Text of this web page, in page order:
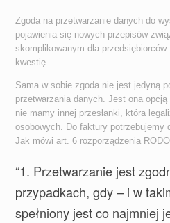
Zgoda na przetwarzanie danych do
pojawienia się nowych przepisów
skomplikowanym dla
kwestię.
Sama w sobie zgoda nie jest jedyną
przetwarzania danych. Jest ona
nie mamy innej przesłanki, która
osobowych. Do faktury potrzebujemy
Jak mówi art. 6 rozporządzenia
“1. Przetwarzanie jest
przypadkach, gdy – i w
spełniony jest co najmniej